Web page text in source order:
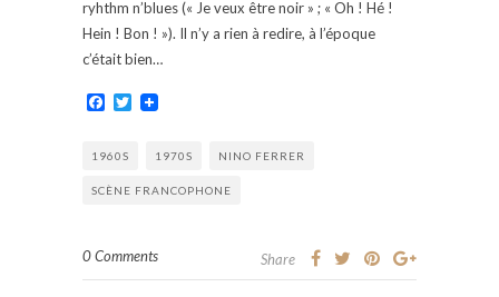
ryhthm n’blues (« Je veux être noir » ; « Oh ! Hé !
Hein ! Bon ! »). Il n’y a rien à redire, à l’époque
c’était bien…
Facebook
Twitter
1960S 1970S NINO FERRER
SCÈNE FRANCOPHONE
0 Comments Share